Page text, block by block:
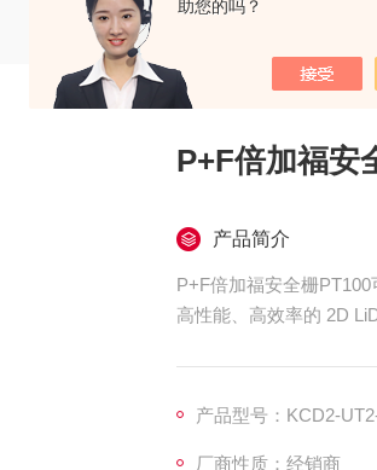
助您的吗？
P+F倍加福安
产品简介
P+F倍加福安全栅
高性能、高效率的 2D
低功率消耗
多个输入端和输出端
产品型号：KCD2-
厂商性质：经销商